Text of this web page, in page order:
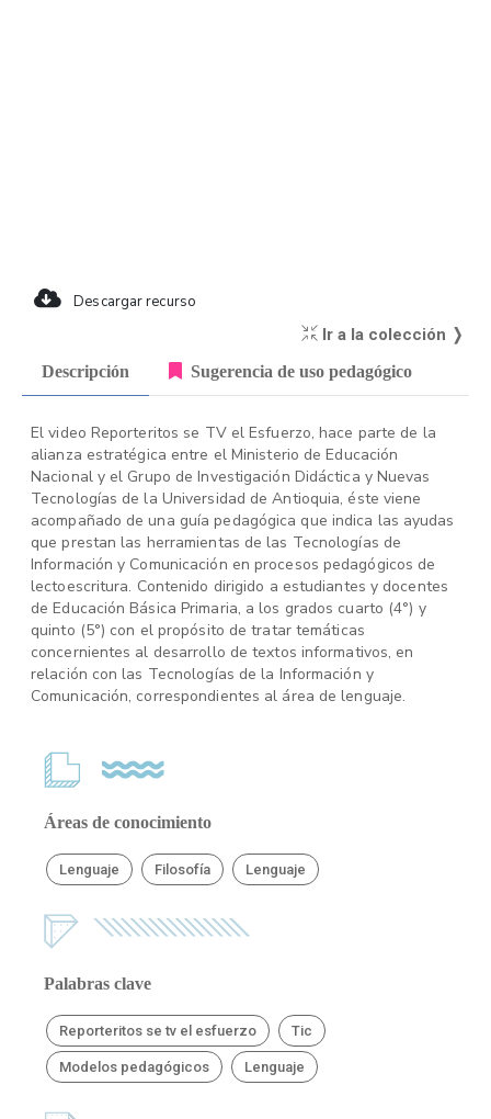
Descargar recurso
Ir a la colección ❭
Descripción Sugerencia de uso pedagógico
El video Reporteritos se TV el Esfuerzo, hace parte de la
alianza estratégica entre el Ministerio de Educación
Nacional y el Grupo de Investigación Didáctica y Nuevas
Tecnologías de la Universidad de Antioquia, éste viene
acompañado de una guía pedagógica que indica las ayudas
que prestan las herramientas de las Tecnologías de
Información y Comunicación en procesos pedagógicos de
lectoescritura. Contenido dirigido a estudiantes y docentes
de Educación Básica Primaria, a los grados cuarto (4°) y
quinto (5°) con el propósito de tratar temáticas
concernientes al desarrollo de textos informativos, en
relación con las Tecnologías de la Información y
Comunicación, correspondientes al área de lenguaje.
Áreas de conocimiento
Lenguaje Filosofía Lenguaje
Palabras clave
Reporteritos se tv el esfuerzo Tic
Modelos pedagógicos Lenguaje